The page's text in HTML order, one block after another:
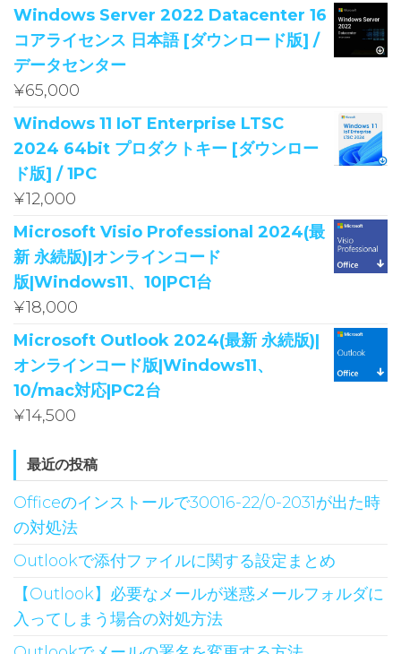
Windows Server 2022 Datacenter 16
コアライセンス 日本語 [ダウンロード版] /
データセンター
¥65,000
Windows 11 IoT Enterprise LTSC
2024 64bit プロダクトキー [ダウンロー
ド版] / 1PC
¥12,000
Microsoft Visio Professional 2024(最
新 永続版)|オンラインコード
版|Windows11、10|PC1台
¥18,000
Microsoft Outlook 2024(最新 永続版)|
オンラインコード版|Windows11、
10/mac対応|PC2台
¥14,500
最近の投稿
Officeのインストールで30016-22/0-2031が出た時
の対処法
Outlookで添付ファイルに関する設定まとめ
【Outlook】必要なメールが迷惑メールフォルダに
入ってしまう場合の対処方法